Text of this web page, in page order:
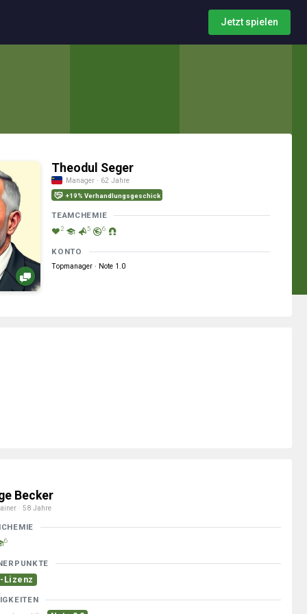
Jetzt spielen
Theodul Seger
Manager · 62 Jahre
+19% Verhandlungsgeschick
TEAMCHEMIE
2 5 6
KONTO
Topmanager · Note 1.0
Becker
· 58 Jahre
6
Lizenz